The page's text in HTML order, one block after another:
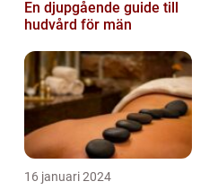
En djupgående guide till
hudvård för män
16 januari 2024